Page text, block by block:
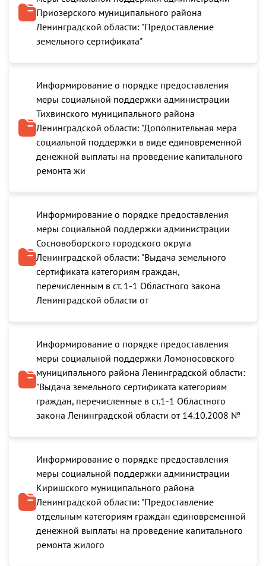
Приозерского муниципального района
Ленинградской области: "Предоставление
земельного сертификата"
Информирование о порядке предоставления
меры социальной поддержки администрации
Тихвинского муниципального района
Ленинградской области: "Дополнительная мера
социальной поддержки в виде единовременной
денежной выплаты на проведение капитального
ремонта жи
Информирование о порядке предоставления
меры социальной поддержки администрации
Сосновоборского городского округа
Ленинградской области: "Выдача земельного
сертификата категориям граждан,
перечисленным в ст. 1-1 Областного закона
Ленинградской области от
Информирование о порядке предоставления
меры социальной поддержки Ломоносовского
муниципального района Ленинградской области:
"Выдача земельного сертификата категориям
граждан, перечисленные в ст.1-1 Областного
закона Ленинградской области от 14.10.2008 №
Информирование о порядке предоставления
меры социальной поддержки администрации
Киришского муниципального района
Ленинградской области: "Предоставление
отдельным категориям граждан единовременной
денежной выплаты на проведение капитального
ремонта жилого